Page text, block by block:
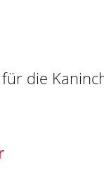
die